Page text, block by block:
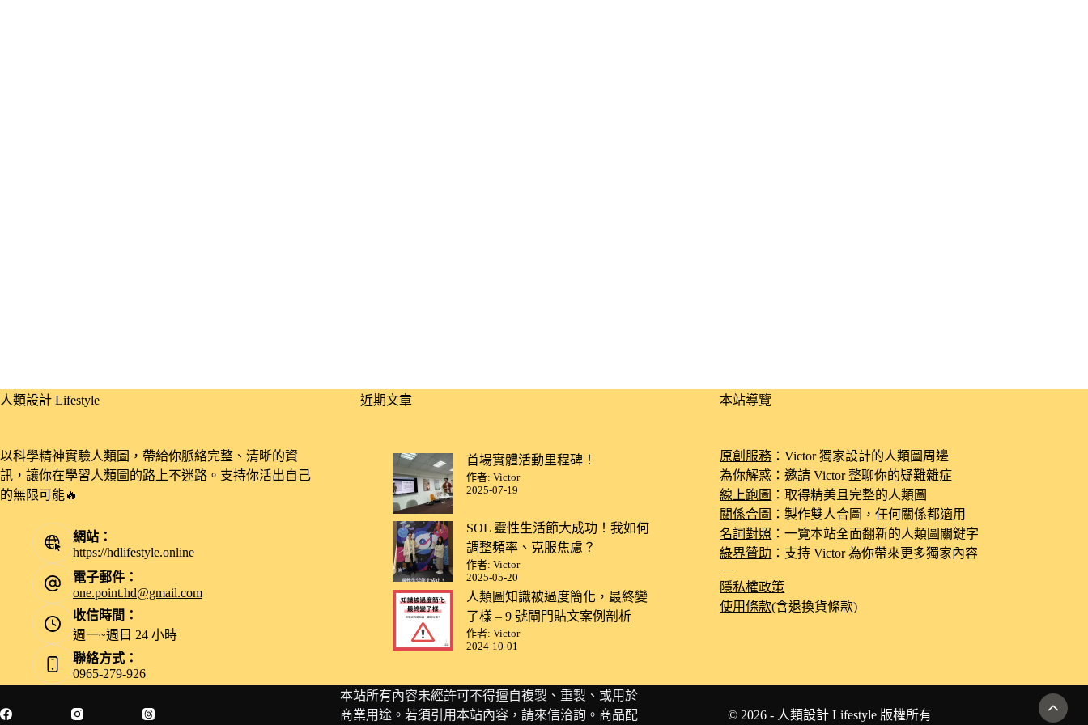
人類設計 Lifestyle
以科學精神實驗人類圖，帶給你脈絡完整、清晰的資
訊，讓你在學習人類圖的路上不迷路。支持你活出自己
的無限可能🔥
網站：
https://hdlifestyle.online
電子郵件：
one.point.hd@gmail.com
收信時間：
週一~週日 24 小時
聯絡方式：
0965-279-926
近期文章
首場實體活動里程碑！
作者: Victor
2025-07-19
SOL 靈性生活節大成功！我如何
調整頻率、克服焦慮？
作者: Victor
2025-05-20
人類圖知識被過度簡化，最終變
了樣 – 9 號閘門貼文案例剖析
作者: Victor
2024-10-01
本站導覽
原創服務 ：Victor 獨家設計的人類圖周邊
為你解惑 ：邀請 Victor 整聊你的疑難雜症
線上跑圖 ：取得精美且完整的人類圖
關係合圖 ：製作雙人合圖，任何關係都適用
名詞對照 ：一覽本站全面翻新的人類圖關鍵字
綠界贊助 ：支持 Victor 為你帶來更多獨家內容
—
隱私權政策
使用條款(含退換貨條款)
Facebook Instagram
本站所有內容未經許可不得擅自複製、重製、或用於
商業用途。若須引用本站內容，請來信洽詢 。商品配 © 2026 - 人類設計 Lifestyle 版權所有